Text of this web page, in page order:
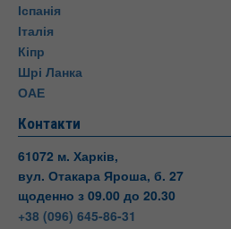
Іспанія
Італія
Кіпр
Шрі Ланка
ОАЕ
Контакти
61072 м. Харків,
вул. Отакара Яроша, б. 27
щоденно з 09.00 до 20.30
+38 (096) 645-86-31